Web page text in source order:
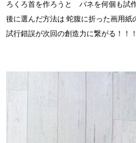
ろくろ首を作ろうと バネを何個も試
後に選んだ方法は 蛇腹に折った画用
試行錯誤が次回の創造力に繋がる！！！